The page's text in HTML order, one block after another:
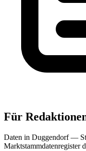
Für
Daten in Duggendorf —
Marktstammdatenregister